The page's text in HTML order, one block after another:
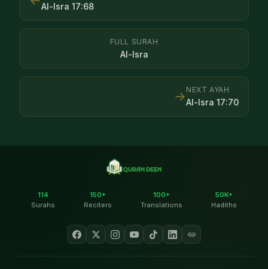
Al-Isra 17:68
FULL SURAH
Al-Isra
NEXT AYAH
Al-Isra 17:70
→
114
Surahs
150+
Reciters
100+
Translations
50K+
Hadiths